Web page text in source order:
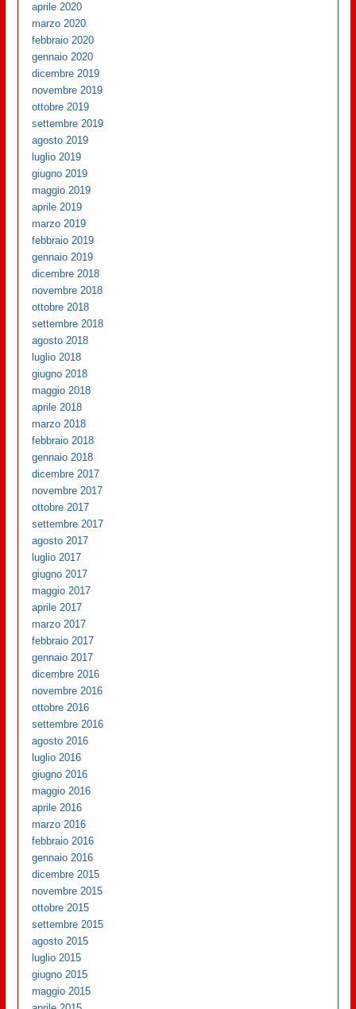
aprile 2020
marzo 2020
febbraio 2020
gennaio 2020
dicembre 2019
novembre 2019
ottobre 2019
settembre 2019
agosto 2019
luglio 2019
giugno 2019
maggio 2019
aprile 2019
marzo 2019
febbraio 2019
gennaio 2019
dicembre 2018
novembre 2018
ottobre 2018
settembre 2018
agosto 2018
luglio 2018
giugno 2018
maggio 2018
aprile 2018
marzo 2018
febbraio 2018
gennaio 2018
dicembre 2017
novembre 2017
ottobre 2017
settembre 2017
agosto 2017
luglio 2017
giugno 2017
maggio 2017
aprile 2017
marzo 2017
febbraio 2017
gennaio 2017
dicembre 2016
novembre 2016
ottobre 2016
settembre 2016
agosto 2016
luglio 2016
giugno 2016
maggio 2016
aprile 2016
marzo 2016
febbraio 2016
gennaio 2016
dicembre 2015
novembre 2015
ottobre 2015
settembre 2015
agosto 2015
luglio 2015
giugno 2015
maggio 2015